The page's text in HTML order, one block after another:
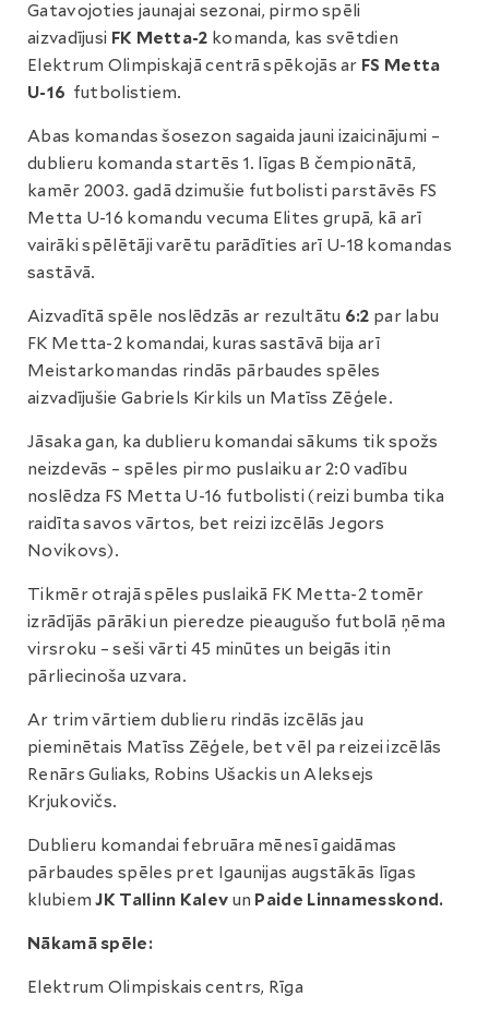
Gatavojoties jaunajai sezonai, pirmo spēli
aizvadījusi FK Metta-2 komanda, kas svētdien
Elektrum Olimpiskajā centrā spēkojās ar FS Metta
U-16 futbolistiem.
Abas komandas šosezon sagaida jauni izaicinājumi –
dublieru komanda startēs 1. līgas B čempionātā,
kamēr 2003. gadā dzimušie futbolisti parstāvēs FS
Metta U-16 komandu vecuma Elites grupā, kā arī
vairāki spēlētāji varētu parādīties arī U-18 komandas
sastāvā.
Aizvadītā spēle noslēdzās ar rezultātu 6:2 par labu
FK Metta-2 komandai, kuras sastāvā bija arī
Meistarkomandas rindās pārbaudes spēles
aizvadījušie Gabriels Kirkils un Matīss Zēģele.
Jāsaka gan, ka dublieru komandai sākums tik spožs
neizdevās – spēles pirmo puslaiku ar 2:0 vadību
noslēdza FS Metta U-16 futbolisti (reizi bumba tika
raidīta savos vārtos, bet reizi izcēlās Jegors
Novikovs).
Tikmēr otrajā spēles puslaikā FK Metta-2 tomēr
izrādījās pārāki un pieredze pieaugušo futbolā ņēma
virsroku – seši vārti 45 minūtes un beigās itin
pārliecinoša uzvara.
Ar trim vārtiem dublieru rindās izcēlās jau
pieminētais Matīss Zēģele, bet vēl pa reizei izcēlās
Renārs Guliaks, Robins Ušackis un Aleksejs
Krjukovičs.
Dublieru komandai februāra mēnesī gaidāmas
pārbaudes spēles pret Igaunijas augstākās līgas
klubiemJK Tallinn Kalev un Paide Linnamesskond.
Nākamā spēle:
Elektrum Olimpiskais centrs, Rīga